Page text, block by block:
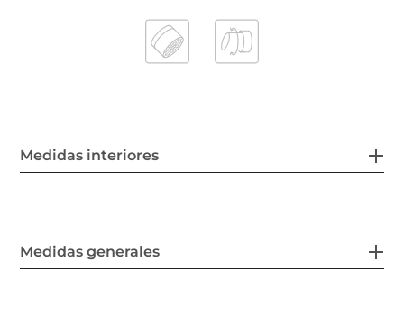
Medidas interiores
Medidas generales